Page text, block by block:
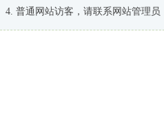
普通网站访客，请联系网站管理员